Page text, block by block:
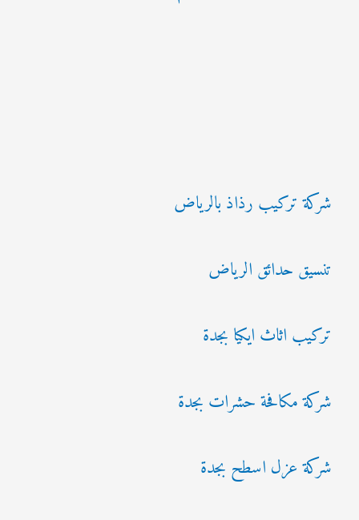
شركة تركيب رذاذ بالرياض
تنسيق حدائق الرياض
تركيب اثاث ايكيا بجدة
شركة مكافحة حشرات بجدة
شركة عزل اسطح بجدة